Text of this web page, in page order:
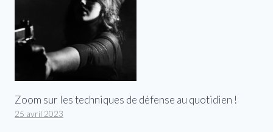
Zoom sur les techniques de défense au quotidien !
25 avril 2023